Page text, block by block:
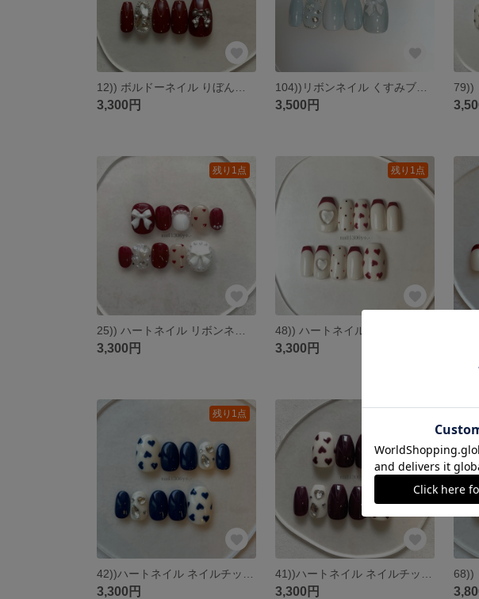
3,300円
104))リボンネイル くすみブルー ホワイトネイル ニュアンスネイル もやもやネイル グラデーション フレンチガーリー ネイルチップ ショートネイル 韓国ネイル 春ネイル シンプル 夏 匿名配送
3,500円
残り1点
3,300円
残り1点
3,300円
残り1点
3,300円 3,300円